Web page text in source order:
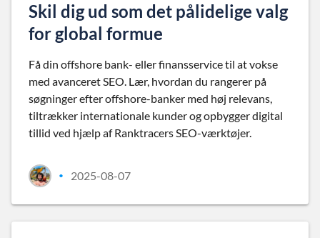
Skil dig ud som det pålidelige valg
for global formue
Få din offshore bank- eller finansservice til at vokse
med avanceret SEO. Lær, hvordan du rangerer på
søgninger efter offshore-banker med høj relevans,
tiltrækker internationale kunder og opbygger digital
tillid ved hjælp af Ranktracers SEO-værktøjer.
• 2025-08-07